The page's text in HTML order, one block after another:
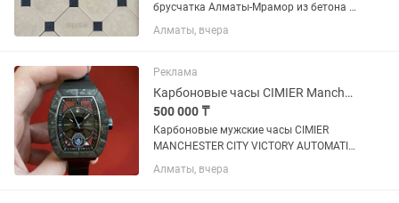
брусчатка Алматы-Мрамор из бетона в
Алматы-Брусчатка мрамор из бетона-
Завод Алматы брусчатка-
не дозвонились, пожалуйста, напишите
нам...
Алматы, вчера
Реклама
Карбоновые часы CIMIER Manchester City Victory Automatic CARBON Forged
500 000 ₸
Карбоновые мужские часы CIMIER
MANCHESTER CITY VICTORY AUTOMATIC
CARBON WATCH (Looks like Richard Mille)
В отличном состоянии Полный
Алматы, вчера